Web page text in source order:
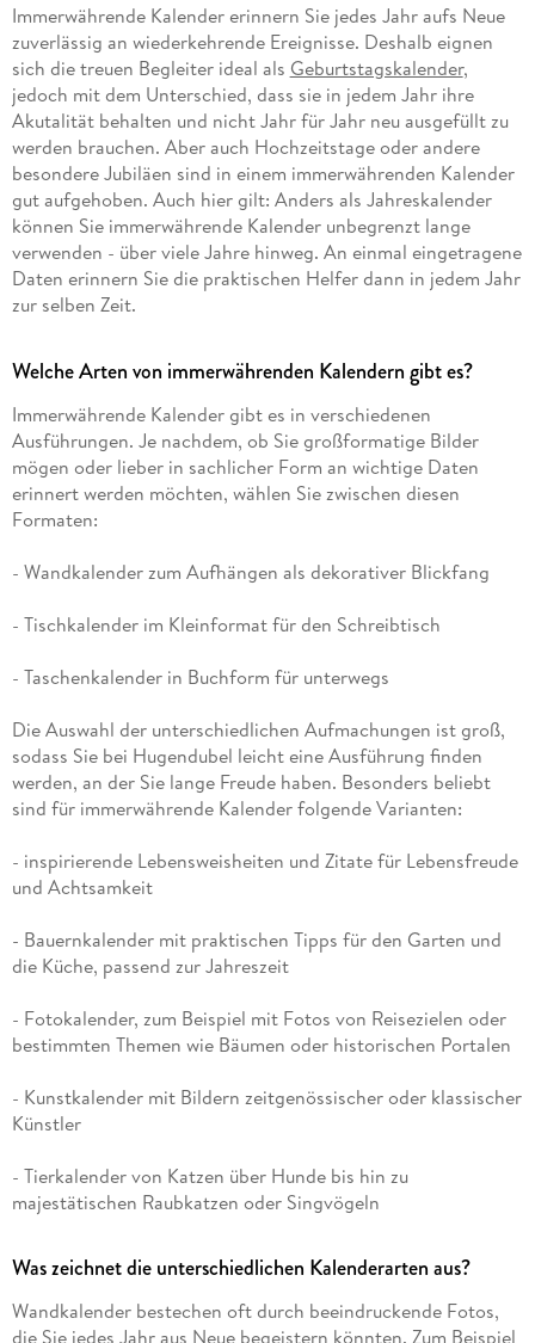
Immerwährende Kalender erinnern Sie jedes Jahr aufs Neue
zuverlässig an wiederkehrende Ereignisse. Deshalb eignen
sich die treuen Begleiter ideal als Geburtstagskalender,
jedoch mit dem Unterschied, dass sie in jedem Jahr ihre
Akutalität behalten und nicht Jahr für Jahr neu ausgefüllt zu
werden brauchen. Aber auch Hochzeitstage oder andere
besondere Jubiläen sind in einem immerwährenden Kalender
gut aufgehoben. Auch hier gilt: Anders als Jahreskalender
können Sie immerwährende Kalender unbegrenzt lange
verwenden - über viele Jahre hinweg. An einmal eingetragene
Daten erinnern Sie die praktischen Helfer dann in jedem Jahr
zur selben Zeit.
Welche Arten von immerwährenden Kalendern gibt es?
Immerwährende Kalender gibt es in verschiedenen
Ausführungen. Je nachdem, ob Sie großformatige Bilder
mögen oder lieber in sachlicher Form an wichtige Daten
erinnert werden möchten, wählen Sie zwischen diesen
Formaten:
- Wandkalender zum Aufhängen als dekorativer Blickfang
- Tischkalender im Kleinformat für den Schreibtisch
- Taschenkalender in Buchform für unterwegs
Die Auswahl der unterschiedlichen Aufmachungen ist groß,
sodass Sie bei Hugendubel leicht eine Ausführung finden
werden, an der Sie lange Freude haben. Besonders beliebt
sind für immerwährende Kalender folgende Varianten:
- inspirierende Lebensweisheiten und Zitate für Lebensfreude
und Achtsamkeit
- Bauernkalender mit praktischen Tipps für den Garten und
die Küche, passend zur Jahreszeit
- Fotokalender, zum Beispiel mit Fotos von Reisezielen oder
bestimmten Themen wie Bäumen oder historischen Portalen
- Kunstkalender mit Bildern zeitgenössischer oder klassischer
Künstler
- Tierkalender von Katzen über Hunde bis hin zu
majestätischen Raubkatzen oder Singvögeln
Was zeichnet die unterschiedlichen Kalenderarten aus?
Wandkalender bestechen oft durch beeindruckende Fotos,
die Sie jedes Jahr aus Neue begeistern könnten. Zum Beispiel